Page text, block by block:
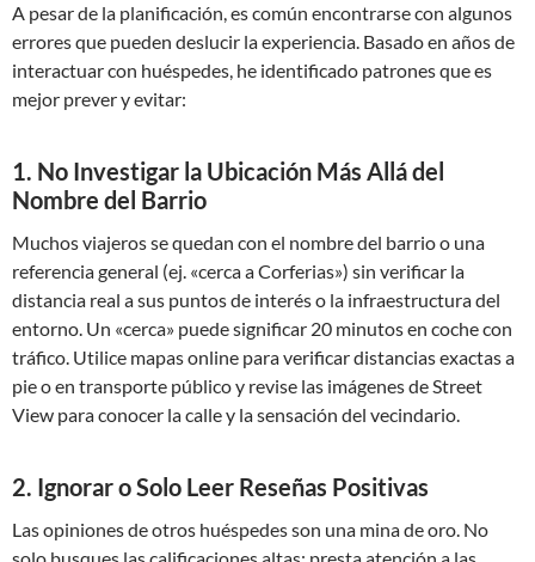
A pesar de la planificación, es común encontrarse con algunos
errores que pueden deslucir la experiencia. Basado en años de
interactuar con huéspedes, he identificado patrones que es
mejor prever y evitar:
1. No Investigar la Ubicación Más Allá del
Nombre del Barrio
Muchos viajeros se quedan con el nombre del barrio o una
referencia general (ej. «cerca a Corferias») sin verificar la
distancia real a sus puntos de interés o la infraestructura del
entorno. Un «cerca» puede significar 20 minutos en coche con
tráfico. Utilice mapas online para verificar distancias exactas a
pie o en transporte público y revise las imágenes de Street
View para conocer la calle y la sensación del vecindario.
2. Ignorar o Solo Leer Reseñas Positivas
Las opiniones de otros huéspedes son una mina de oro. No